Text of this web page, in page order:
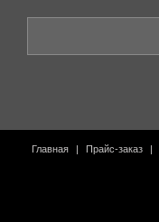
Главная | Прайс-заказ |